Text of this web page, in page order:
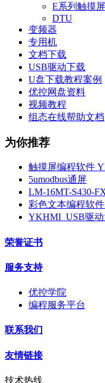
E系列触摸
DTU
变频器
专用机
文档下载
USB驱动下载
U盘下载教程案例
优控网盘资料
视频教程
组态在线帮助文档
为你推荐
触摸屏编程软件
5umodbus通屏
LM-16MT-S430-
彩色文本编程软
YKHMI_USB驱
荣誉证书
服务支持
优控学院
编程服务平台
联系我们
友情链接
技术热线